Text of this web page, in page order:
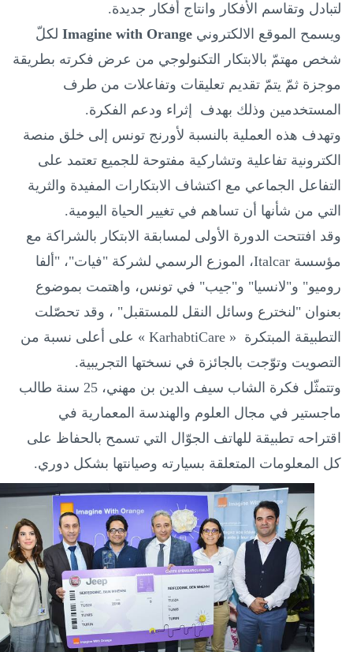
لتبادل وتقاسم الأفكار وانتاج أفكار جديدة.
ويسمح الموقع الالكتروني Imagine with Orange لكلّ
شخص مهتمّ بالابتكار التكنولوجي من عرض فكرته بطريقة
موجزة ثمّ يتمّ تقديم تعليقات وتفاعلات من طرف
المستخدمين وذلك بهدف إثراء ودعم الفكرة.
وتهدف هذه العملية بالنسبة لأورنج تونس إلى خلق منصة
الكترونية تفاعلية وتشاركية مفتوحة للجميع تعتمد على
التفاعل الجماعي مع اكتشاف الابتكارات المفيدة والثرية
التي من شأنها أن تساهم في تغيير الحياة اليومية.
وقد افتتحت الدورة الأولى لمسابقة الابتكار بالشراكة مع
مؤسسة Italcar، الموزع الرسمي لشركة "فيات"، "ألفا
روميو" و"لانسيا" و"جيب" في تونس، واهتمت بموضوع
بعنوان "لنخترع وسائل النقل للمستقبل" ، وقد تحصّلت
التطبيقة المبتكرة « KarhabtiCare » على أعلى نسبة من
التصويت وتوّجت بالجائزة في نسختها التجريبية.
وتتمثّل فكرة الشاب سيف الدين بن مهني، 25 سنة طالب
ماجستير في مجال العلوم والهندسة المعمارية في
اقتراحه تطبيقة للهاتف الجوّال التي تسمح بالحفاظ على
كل المعلومات المتعلقة بسيارته وصيانتها بشكل دوري.